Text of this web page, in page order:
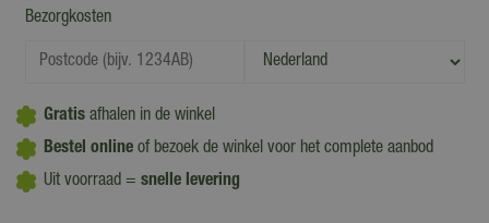
Bezorgkosten
Gratis afhalen in de winkel
Bestel online of bezoek de winkel voor het complete aanbod
Uit voorraad = snelle levering